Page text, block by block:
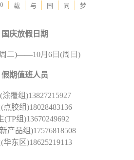
载 与 国 同 梦
国庆放假日期
二)——10月6日(周日)
假期值班人员
覆组)13827215927
点胶组)18028483136
(TP组)13670249692
产品组)17576818508
华东区)18625219113